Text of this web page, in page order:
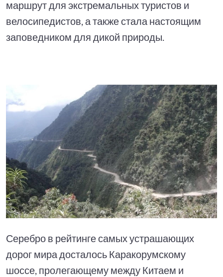
маршрут для экстремальных туристов и
велосипедистов, а также стала настоящим
заповедником для дикой природы.
Серебро в рейтинге самых устрашающих
дорог мира досталось Каракорумскому
шоссе, пролегающему между Китаем и